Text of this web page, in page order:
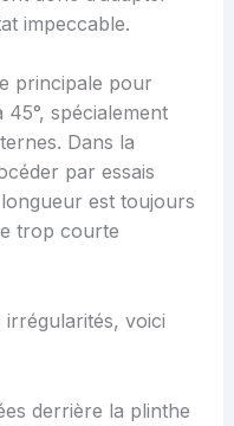
impeccable.
principale pour
spécialement
Dans la
par essais
est toujours
trop courte
voici
derrière la plinthe